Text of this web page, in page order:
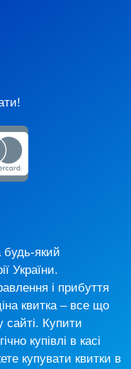
будь-який
України.
і прибуття
квитка – все що
сайті. Купити
купівлі в касі
купувати квитки в